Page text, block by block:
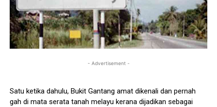
- Advertisement -
Satu ketika dahulu, Bukit Gantang amat dikenali dan pernah
gah di mata serata tanah melayu kerana dijadikan sebagai